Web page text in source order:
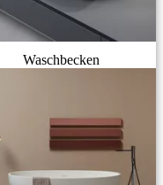
Waschbecken